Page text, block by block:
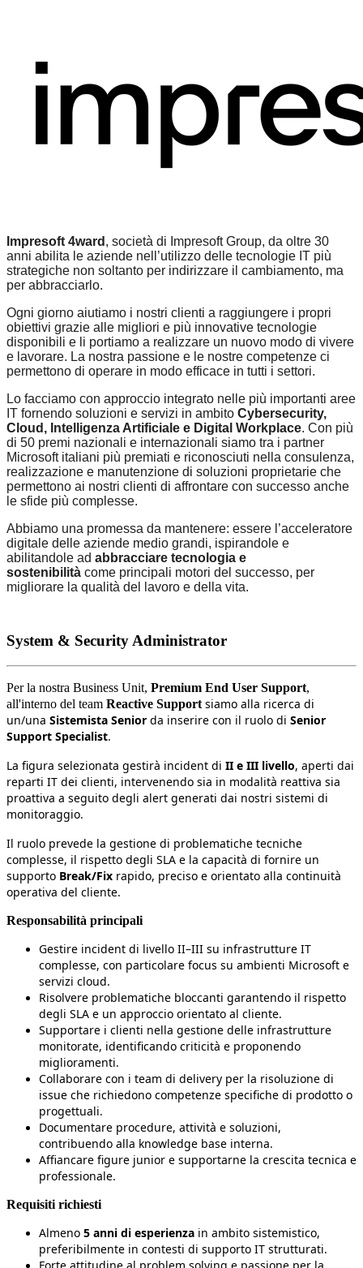
Impresoft 4ward , società di Impresoft Group, da oltre 30
anni abilita le aziende nell’utilizzo delle tecnologie IT più
strategiche non soltanto per indirizzare il cambiamento, ma
per abbracciarlo.
Ogni giorno aiutiamo i nostri clienti a raggiungere i propri
obiettivi grazie alle migliori e più innovative tecnologie
disponibili e li portiamo a realizzare un nuovo modo di vivere
e lavorare. La nostra passione e le nostre competenze ci
permettono di operare in modo efficace in tutti i settori.
Lo facciamo con approccio integrato nelle più importanti aree
IT fornendo soluzioni e servizi in ambito Cybersecurity,
Cloud, Intelligenza Artificiale e Digital Workplace. Con più
di 50 premi nazionali e internazionali siamo tra i partner
Microsoft italiani più premiati e riconosciuti nella consulenza,
realizzazione e manutenzione di soluzioni proprietarie che
permettono ai nostri clienti di affrontare con successo anche
le sfide più complesse.
Abbiamo una promessa da mantenere: essere l’acceleratore
digitale delle aziende medio grandi, ispirandole e
abilitandole ad abbracciare tecnologia e
sostenibilità come principali motori del successo, per
migliorare la qualità del lavoro e della vita.
System & Security Administrator
Per la nostra Business Unit, Premium End User Support,
all'interno del team Reactive Support siamo alla ricerca di
un/una Sistemista Senior da inserire con il ruolo di Senior
Support Specialist.
La figura selezionata gestirà incident di II e III livello, aperti dai
reparti IT dei clienti, intervenendo sia in modalità reattiva sia
proattiva a seguito degli alert generati dai nostri sistemi di
monitoraggio.
Il ruolo prevede la gestione di problematiche tecniche
complesse, il rispetto degli SLA e la capacità di fornire un
supporto Break/Fix rapido, preciso e orientato alla continuità
operativa del cliente.
Responsabilità principali
Gestire incident di livello II–III su infrastrutture IT
complesse, con particolare focus su ambienti Microsoft e
servizi cloud.
Risolvere problematiche bloccanti garantendo il rispetto
degli SLA e un approccio orientato al cliente.
Supportare i clienti nella gestione delle infrastrutture
monitorate, identificando criticità e proponendo
miglioramenti.
Collaborare con i team di delivery per la risoluzione di
issue che richiedono competenze specifiche di prodotto o
progettuali.
Documentare procedure, attività e soluzioni,
contribuendo alla knowledge base interna.
Affiancare figure junior e supportarne la crescita tecnica e
professionale.
Requisiti richiesti
Almeno 5 anni di esperienza in ambito sistemistico,
preferibilmente in contesti di supporto IT strutturati.